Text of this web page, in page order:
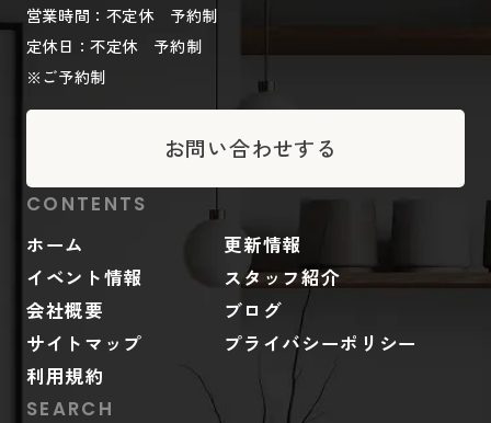
営業時間：不定休 予約制
定休日：不定休 予約制
※ご予約制
お問い合わせする
CONTENTS
ホーム
更新情報
イベント情報
スタッフ紹介
会社概要
ブログ
サイトマップ
プライバシーポリシー
利用規約
SEARCH